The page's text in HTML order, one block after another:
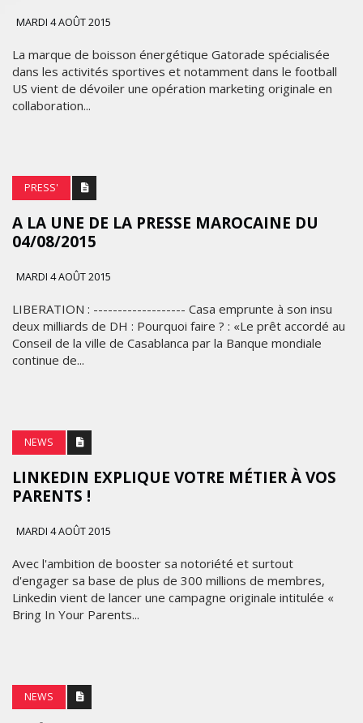
MARDI 4 AOÛT 2015
La marque de boisson énergétique Gatorade spécialisée
dans les activités sportives et notamment dans le football
US vient de dévoiler une opération marketing originale en
collaboration...
PRESS'
A LA UNE‬ DE LA PRESSE‬ ‪MAROCAINE‬ DU
04/08/2015
MARDI 4 AOÛT 2015
LIBERATION : ------------------- Casa emprunte à son insu
deux milliards de DH : Pourquoi faire ? : «Le prêt accordé au
Conseil de la ville de Casablanca par la Banque mondiale
continue de...
NEWS
LINKEDIN EXPLIQUE VOTRE MÉTIER À VOS
PARENTS !
MARDI 4 AOÛT 2015
Avec l'ambition de booster sa notoriété et surtout
d'engager sa base de plus de 300 millions de membres,
Linkedin vient de lancer une campagne originale intitulée «
Bring In Your Parents...
NEWS